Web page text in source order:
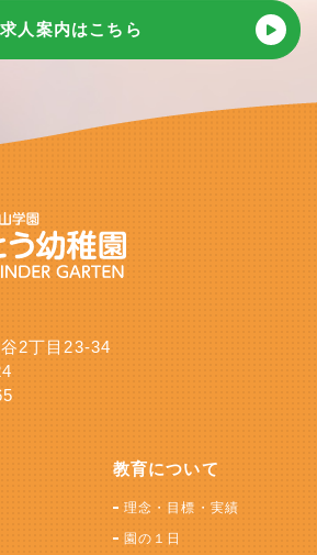
求人案内はこちら
2丁目23-34
教育について
理念・目標・実績
園の１日